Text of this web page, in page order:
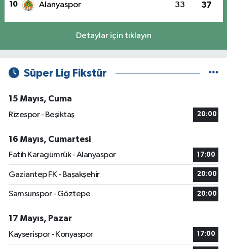
10 Alanyaspor 33 37
Detaylar için tıklayın
Süper Lig Fikstür
15 Mayıs, Cuma
Rizespor - Beşiktaş
20:00
16 Mayıs, Cumartesi
Fatih Karagümrük - Alanyaspor
17:00
Gaziantep FK - Başakşehir 20:00
Samsunspor - Göztepe 20:00
17 Mayıs, Pazar
Kayserispor - Konyaspor
17:00